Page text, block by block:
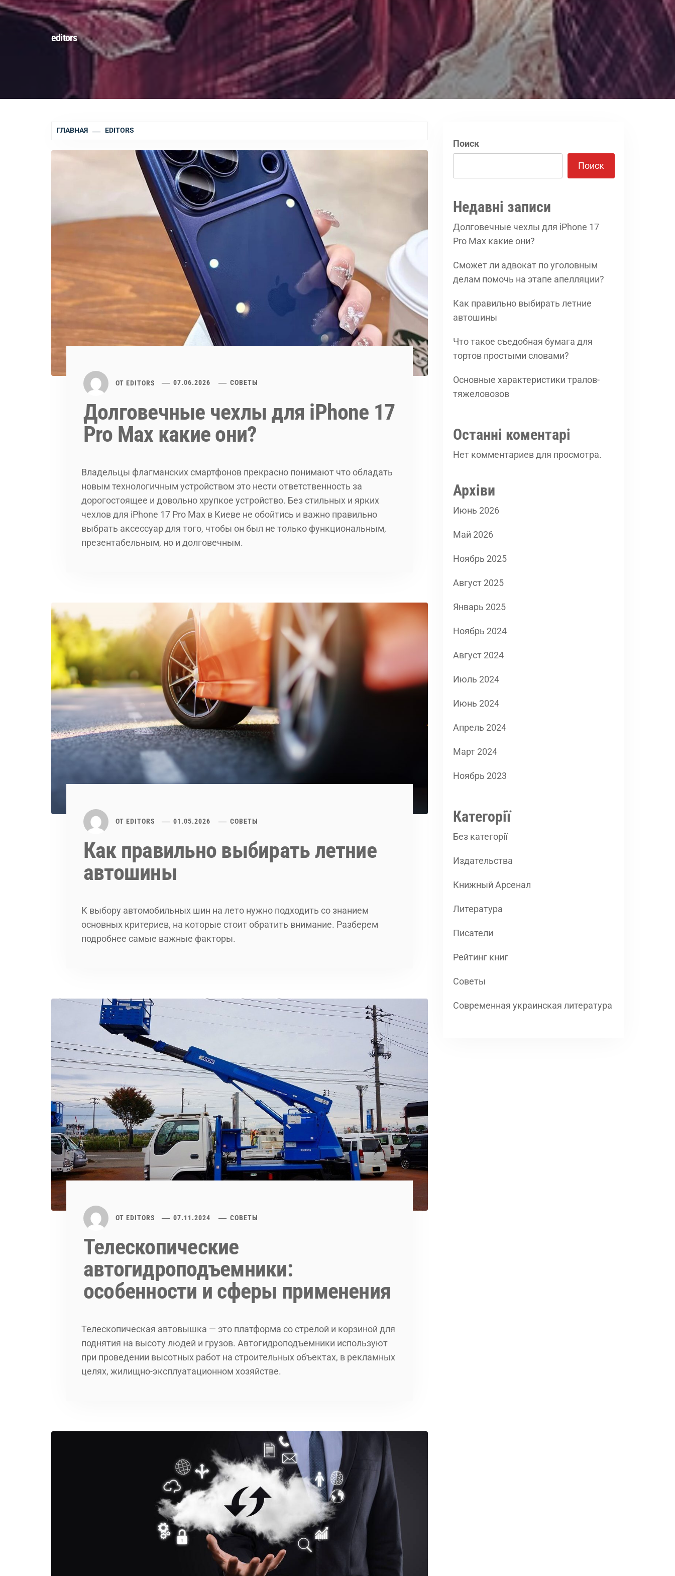
editors
ГЛАВНАЯ EDITORS
ОТ EDITORS 07.06.2026 СОВЕТЫ
Долговечные чехлы для iPhone 17
Pro Max какие они?
Владельцы флагманских смартфонов прекрасно понимают что обладать
новым технологичным устройством это нести ответственность за
дорогостоящее и довольно хрупкое устройство. Без стильных и ярких
чехлов для iPhone 17 Pro Max в Киеве не обойтись и важно правильно
выбрать аксессуар для того, чтобы он был не только функциональным,
презентабельным, но и долговечным.
ОТ EDITORS 01.05.2026 СОВЕТЫ
Как правильно выбирать летние
автошины
К выбору автомобильных шин на лето нужно подходить со знанием
основных критериев, на которые стоит обратить внимание. Разберем
подробнее самые важные факторы.
ОТ EDITORS 07.11.2024 СОВЕТЫ
Телескопические
автогидроподъемники:
особенности и сферы применения
Телескопическая автовышка — это платформа со стрелой и корзиной для
поднятия на высоту людей и грузов. Автогидроподъемники используют
при проведении высотных работ на строительных объектах, в рекламных
целях, жилищно-эксплуатационном хозяйстве.
Поиск
Поиск
Недавні записи
Долговечные чехлы для iPhone 17
Pro Max какие они?
Сможет ли адвокат по уголовным
делам помочь на этапе апелляции?
Как правильно выбирать летние
автошины
Что такое съедобная бумага для
тортов простыми словами?
Основные характеристики тралов-
тяжеловозов
Останні коментарі
Нет комментариев для просмотра.
Архіви
Июнь 2026
Май 2026
Ноябрь 2025
Август 2025
Январь 2025
Ноябрь 2024
Август 2024
Июль 2024
Июнь 2024
Апрель 2024
Март 2024
Ноябрь 2023
Категорії
Без категорії
Издательства
Книжный Арсенал
Литература
Писатели
Рейтинг книг
Советы
Современная украинская литература